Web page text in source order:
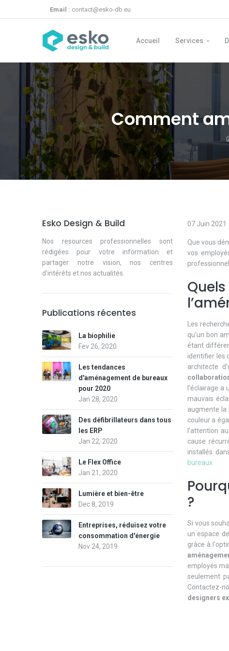
Email : contact@esko-db.eu
Accueil Services
Comment
Esko Design & Build
Nos resources professionnelles sont
rédigées pour votre information et
partager notre vision, nos centres
d'intérêts et nos actualités.
Publications récentes
La biophilie
Fev 26, 2020
Les tendances
d'aménagement de bureaux
pour 2020
Jan 28, 2020
Des défibrillateurs dans tous
les ERP
Jan 22, 2020
Le Flex Office
Jan 21, 2020
Lumière et bien-être
Dec 8, 2019
Entreprises, réduisez votre
consommation d'énergie
Nov 24, 2019
07 Juin 2021
Que vous
vos
Les
qu’un bon
étant
identifier les
architecte
l’éclairage
mauvais
augmente la
couleur a
l’attention
cause
installés
bureaux
?
Si vous
un espace
grâce à
employés
seulement
Contactez-
designers